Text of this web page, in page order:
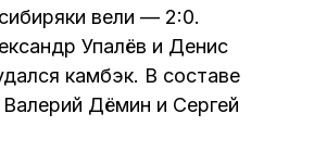
вели — 2:0.
Упалёв и Денис
камбэк. В составе
Дёмин и Сергей